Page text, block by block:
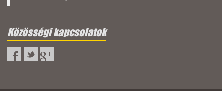
Közösségi kapcsolatok